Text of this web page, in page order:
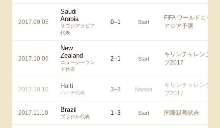
2017.09.05
Saudi
Arabia
サウジアラビア
代表
0–1 Start
FIFA ワールドカップ
アジア予選
2017.10.06
New
Zealand
ニュージーラン
ド代表
2–1 Start
キリンチャレンジカ
プ2017
2017.10.10 Haiti
ハイチ代表 3–3 Named
キリンチャレンジカ
プ2017
2017.11.10 Brazil
ブラジル代表
1–3 Start 国際親善試合